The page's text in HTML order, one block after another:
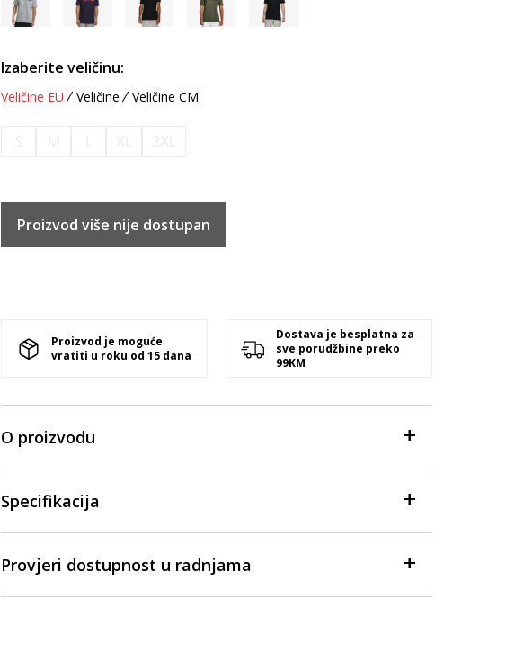
Izaberite veličinu:
Veličine EU Veličine Veličine CM
Proizvod više nije dostupan
Proizvod je moguće
vratiti u roku od 15 dana
Dostava je besplatna za
sve porudžbine preko
99KM
O proizvodu
Specifikacija
Provjeri dostupnost u radnjama